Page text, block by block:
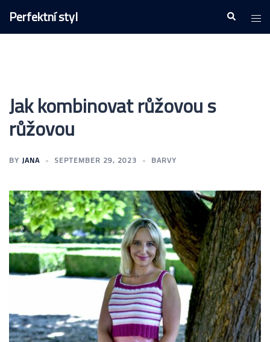
Skip
content
Perfektní styl Search
Jak kombinovat růžovou s
růžovou
BY JANA SEPTEMBER 29, 2023 BARVY